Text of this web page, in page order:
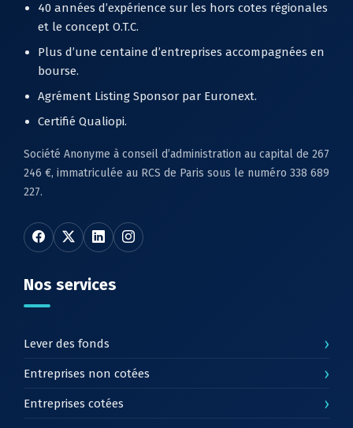
40 années d’expérience sur les hors cotes régionales
et le concept O.T.C.
Plus d’une centaine d’entreprises accompagnées en
bourse.
Agrément Listing Sponsor par Euronext.
Certifié Qualiopi.
Société Anonyme à conseil d’administration au capital de 267
246 €, immatriculée au RCS de Paris sous le numéro 338 689
227.
Nos services
Lever des fonds ›
Entreprises non cotées ›
Entreprises cotées ›